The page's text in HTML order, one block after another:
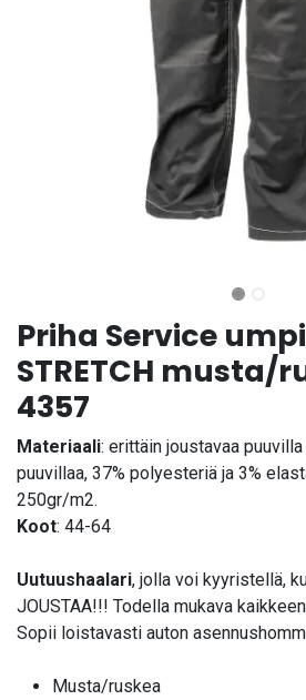
Priha Service
STRETCH musta/
4357
Materiaali: erittäin joustavaa
puuvillaa, 37% polyesteriä ja 3%
250gr/m2.
Koot: 44-64
Uutuushaalari, jolla voi kyyristellä,
JOUSTAA!!! Todella mukava
Sopii loistavasti auton
Musta/ruskea